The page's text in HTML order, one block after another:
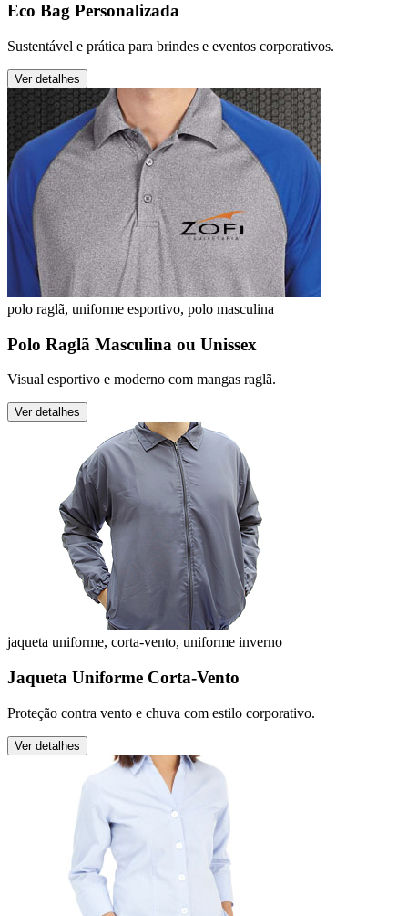
Eco Bag Personalizada
Sustentável e prática para brindes e eventos corporativos.
Ver detalhes
polo raglã, uniforme esportivo, polo masculina
Polo Raglã Masculina ou Unissex
Visual esportivo e moderno com mangas raglã.
Ver detalhes
jaqueta uniforme, corta-vento, uniforme inverno
Jaqueta Uniforme Corta-Vento
Proteção contra vento e chuva com estilo corporativo.
Ver detalhes